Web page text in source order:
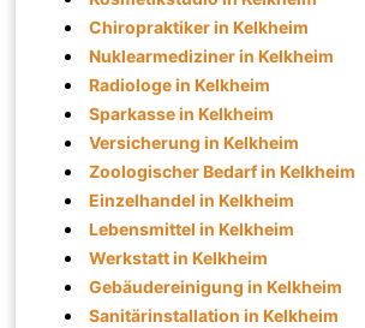
Chiropraktiker in Kelkheim
Nuklearmediziner in Kelkheim
Radiologe in Kelkheim
Sparkasse in Kelkheim
Versicherung in Kelkheim
Zoologischer Bedarf in Kelkheim
Einzelhandel in Kelkheim
Lebensmittel in Kelkheim
Werkstatt in Kelkheim
Gebäudereinigung in Kelkheim
Sanitärinstallation in Kelkheim